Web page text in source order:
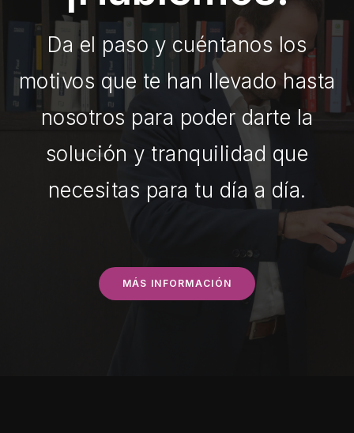
Da el paso y cuéntanos los
motivos que te han llevado hasta
nosotros para poder darte la
solución y tranquilidad que
necesitas para tu día a día.
MÁS INFORMACIÓN